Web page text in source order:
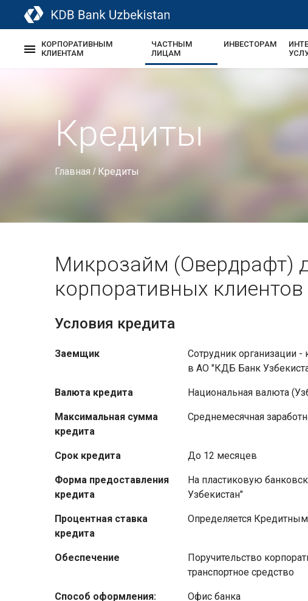
КОРПОРАТИВНЫМ
КЛИЕНТАМ
ЧАСТНЫМ
ЛИЦАМ
ИНВЕСТОРАМ
Кредиты
Главная / Кредиты
Микрозайм (Овердрафт)
корпоративных клиентов
Условия кредита
Заемщик
Сотрудник организации
в АО "КДБ Банк
Валюта кредита Национальная валюта
Максимальная сумма
кредита
Среднемесячная
Срок кредита До 12 месяцев
Форма предоставления
кредита
На пластиковую
Узбекистан"
Процентная ставка
кредита
Определяется
Обеспечение
Поручительство
транспортное средство
Способ оформления: Oфис банка